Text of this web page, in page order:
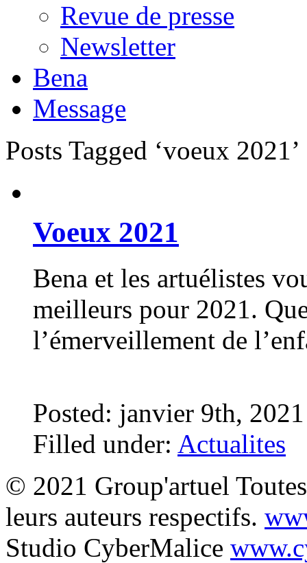
Revue de presse
Newsletter
Bena
Message
Posts Tagged ‘voeux 2021’
Voeux 2021
Bena et les artuélistes
meilleurs pour 2021.
l’émerveillement de
Posted: janvier 9th,
Filled under: Actualites
© 2021 Group'artuel
leurs auteurs respectifs.
Studio CyberMalice